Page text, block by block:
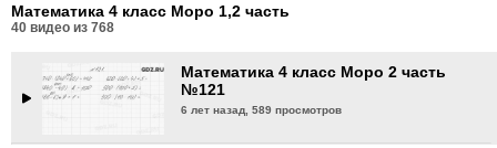
Математика 4 класс Моро 1,2 часть
40 видео из 768
6 лет назад,566 просмотров
Математика 4 класс Моро 2 часть
№121
6 лет назад,589 просмотров